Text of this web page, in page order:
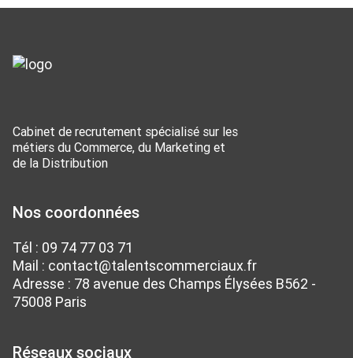
Cabinet de recrutement spécialisé sur les
métiers du Commerce, du Marketing et
de la Distribution
Nos coordonnées
Tél : 09 74 77 03 71
Mail : contact@talentscommerciaux.fr
Adresse : 78 avenue des Champs Élysées B562 -
75008 Paris
Réseaux sociaux